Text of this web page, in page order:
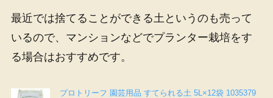
最近では捨てることができる土というのも売って
いるので、マンションなどでプランター栽培をす
る場合はおすすめです。
プロトリーフ 園芸用品 すてられる土 5L×12袋1035379